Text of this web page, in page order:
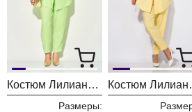
Костюм Лилиана 1450н яблоко
Размеры: